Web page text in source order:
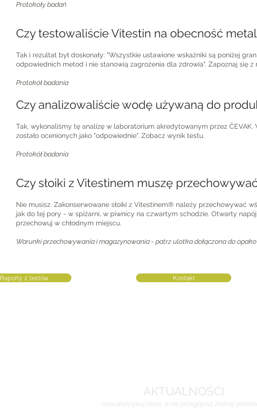
Protokoły badań
Czy testowaliście Vitestin na obecność
Tak i rezultat był doskonały: "Wszystkie ustawione wskaźniki są poniżej
odpowiednich metod i nie stanowią zagrożenia dla zdrowia". Zapoznaj się z
Protokół badania
Czy analizowaliście wodę używaną do
Tak, wykonaliśmy tę analizę w laboratorium akredytowanym przez
zostało ocenionych jako "odpowiednie". Zobacz wynik testu.
Protokół badania
Czy słoiki z Vitestinem muszę
Nie musisz. Zakonserwowane słoiki z Vitestinem® należy przechowywać
jak do tej pory - w spiżarni, w piwnicy na czwartym schodzie. Otwarty
przechowuj w chłodnym miejscu.
Warunki przechowywania i magazynowania - patrz ulotka dołączona do
Raporty z testów Kontakt
AKTUALNOŚCI
(zasubskrybuj teraz, a nie przegapisz żadnej